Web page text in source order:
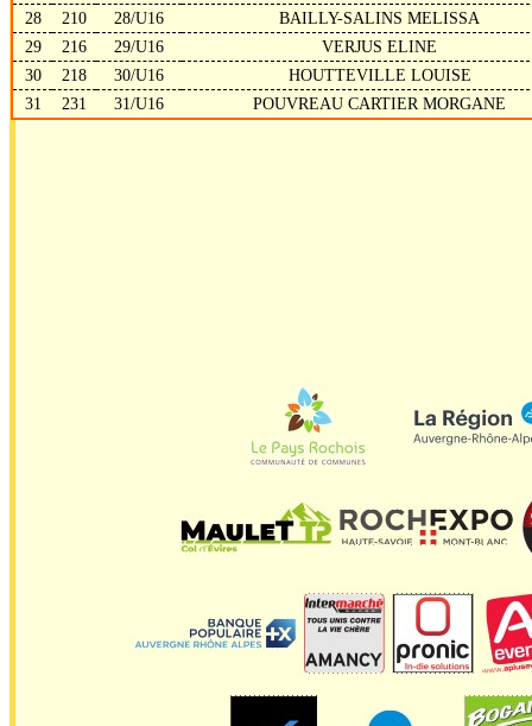
28
210 28/U16
BAILLY-SALINS MELISSA
29
216 29/U16
VERJUS ELINE
30
218 30/U16
HOUTTEVILLE LOUISE
31
231 31/U16 POUVREAU CARTIER MORGANE